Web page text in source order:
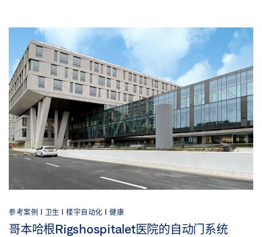
参考案例 | 卫生 | 楼宇自动化 | 健康
哥本哈根Rigshospitalet医院的自动门系统